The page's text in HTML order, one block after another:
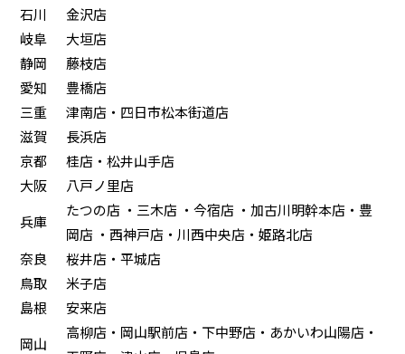
石川
金沢店
岐阜
大垣店
静岡
藤枝店
愛知
豊橋店
三重
津南店・四日市松本街道店
滋賀
長浜店
京都
桂店・松井山手店
大阪
八戸ノ里店
兵庫
たつの店 ・三木店 ・今宿店 ・加古川明幹本店・豊
岡店 ・西神戸店・川西中央店・姫路北店
奈良
桜井店・平城店
鳥取
米子店
島根
安来店
岡山
高柳店・岡山駅前店・下中野店・あかいわ山陽店・